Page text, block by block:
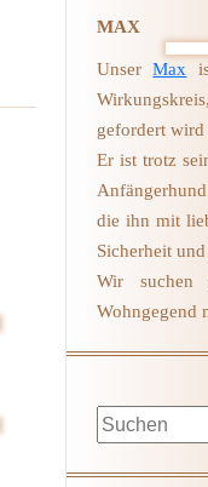
MAX
UnserMax
gefordert
Er ist trotz
die ihn mit
Sicherheit
Wir suchen
Wohngegend